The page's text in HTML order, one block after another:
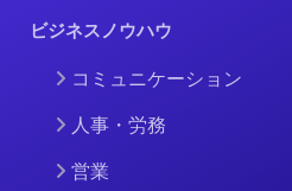
ビジネスノウハウ
コミュニケーション
人事・労務
営業